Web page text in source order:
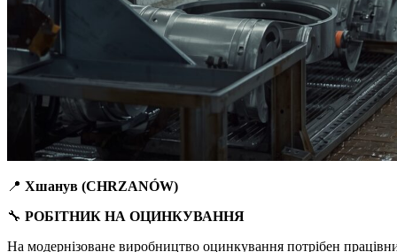
📍 Хшанув (CHRZANÓW)
🔧 РОБІТНИК НА ОЦИНКУВАННЯ
На модернізоване виробництво оцинкування потрібен